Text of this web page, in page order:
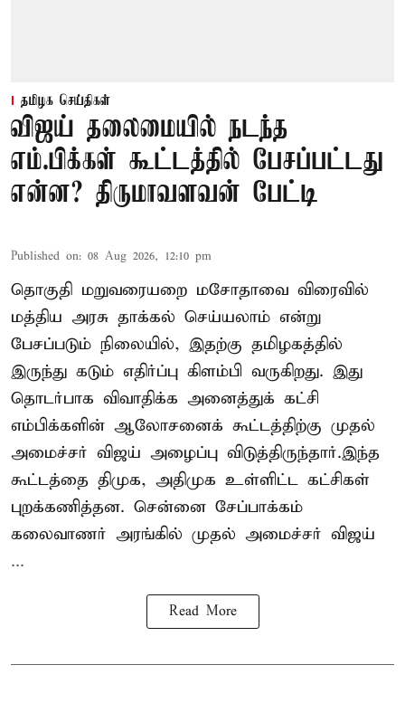
தமிழக செய்திகள்
விஜய் தலைமையில் நடந்த
எம்.பிக்கள் கூட்டத்தில் பேசப்பட்டது
என்ன? திருமாவளவன் பேட்டி
Published on: 08 Aug 2026, 12:10 pm
தொகுதி மறுவரையறை மசோதாவை விரைவில்
மத்திய அரசு தாக்கல் செய்யலாம் என்று
பேசப்படும் நிலையில், இதற்கு தமிழகத்தில்
இருந்து கடும் எதிர்ப்பு கிளம்பி வருகிறது. இது
தொடர்பாக விவாதிக்க அனைத்துக் கட்சி
எம்பிக்களின் ஆலோசனைக் கூட்டத்திற்கு முதல்
அமைச்சர் விஜய் அழைப்பு விடுத்திருந்தார்.இந்த
கூட்டத்தை திமுக, அதிமுக உள்ளிட்ட கட்சிகள்
புறக்கணித்தன. சென்னை சேப்பாக்கம்
கலைவாணர் அரங்கில் முதல் அமைச்சர் விஜய்
...
Read More